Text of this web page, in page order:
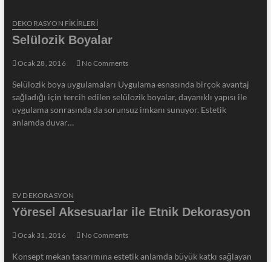
DEKORASYON FİKİRLERİ
Selülozik Boyalar
Ocak 28, 2016 No Comments
Selülozik boya uygulamaları Uygulama esnasında birçok avantaj
sağladığı için tercih edilen selülozik boyalar, dayanıklı yapısı ile
uygulama sonrasında da sorunsuz imkanı sunuyor. Estetik
anlamda duvar…
EV DEKORASYON
Yöresel Aksesuarlar ile Etnik Dekorasyon
Ocak 31, 2016 No Comments
Konsept mekan tasarımına estetik anlamda büyük katkı sağlayan